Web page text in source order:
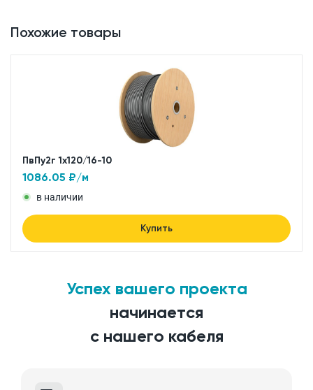
Похожие товары
ПвПу2г 1x120/16-10
1086.05 ₽/м
в наличии
Купить
Успех вашего проекта
начинается
с нашего кабеля